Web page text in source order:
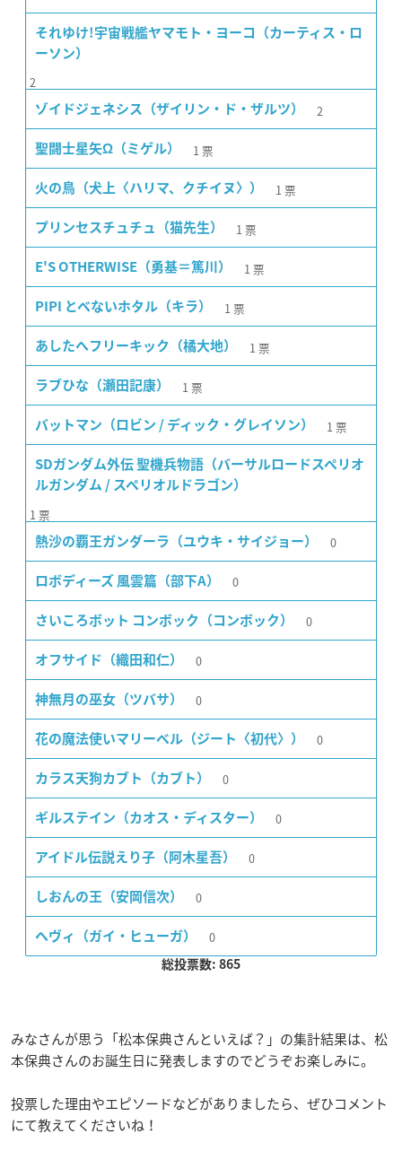
それゆけ!宇宙戦艦ヤマモト・ヨーコ（カーティス・ロ
ーソン）
2
ゾイドジェネシス（ザイリン・ド・ザルツ） 2
聖闘士星矢Ω（ミゲル） 1 票
火の鳥（犬上〈ハリマ、クチイヌ〉） 1 票
プリンセスチュチュ（猫先生） 1 票
E'S OTHERWISE（勇基＝篤川） 1 票
PIPI とべないホタル（キラ） 1 票
あしたへフリーキック（橘大地） 1 票
ラブひな（瀬田記康） 1 票
バットマン（ロビン / ディック・グレイソン） 1 票
SDガンダム外伝 聖機兵物語（バーサルロードスペリオ
ルガンダム / スペリオルドラゴン）
1 票
熱沙の覇王ガンダーラ（ユウキ・サイジョー） 0
ロボディーズ 風雲篇（部下A） 0
さいころボット コンボック（コンボック） 0
オフサイド（織田和仁） 0
神無月の巫女（ツバサ） 0
花の魔法使いマリーベル（ジート〈初代〉） 0
カラス天狗カブト（カブト） 0
ギルステイン（カオス・ディスター） 0
アイドル伝説えり子（阿木星吾） 0
しおんの王（安岡信次） 0
ヘヴィ（ガイ・ヒューガ） 0
総投票数: 865
みなさんが思う「松本保典さんといえば？」の集計結果は、松
本保典さんのお誕生日に発表しますのでどうぞお楽しみに。
投票した理由やエピソードなどがありましたら、ぜひコメント
にて教えてくださいね！